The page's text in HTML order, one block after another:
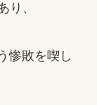
り、
惨敗を喫し